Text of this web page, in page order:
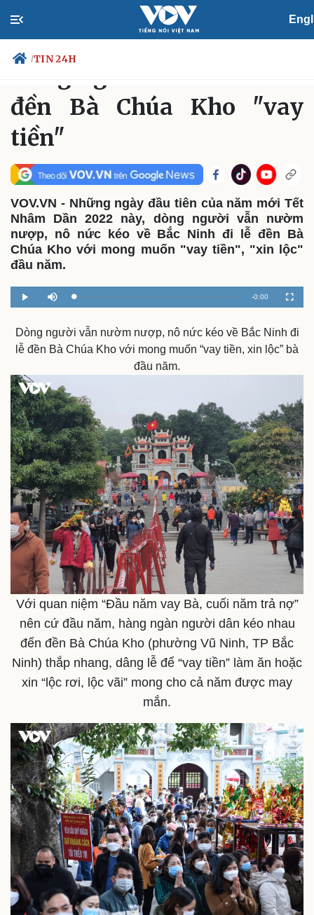
/TIN 24H
Chính trị
Tổ chức nhân sự
Quốc hội
Nhận diện sự thật
Dự báo thời tiết
Giáo dục
Dấu ấn VOV
Việc làm
Biển đảo
Cuộc sống đó đây
Hồ sơ
Ảnh
E-Magazine
Infographic
đền Bà Chúa Kho "vay
tiền"
VOV.VN - Những ngày đầu tiên của năm mới Tết
Nhâm Dần 2022 này, dòng người vẫn nườm
nượp, nô nức kéo về Bắc Ninh đi lễ đền Bà
Chúa Kho với mong muốn "vay tiền", "xin lộc"
đầu năm.
Play Mute Loaded
0%
Remaining
-0:00
Dòng người vẫn nườm nượp, nô nức kéo về Bắc Ninh đi
lễ đền Bà Chúa Kho với mong muốn “vay tiền, xin lộc” bà
đầu năm.
Với quan niệm “Đầu năm vay Bà, cuối năm trả nợ”
nên cứ đầu năm, hàng ngàn người dân kéo nhau
đến đền Bà Chúa Kho (phường Vũ Ninh, TP Bắc
Ninh) thắp nhang, dâng lễ để “vay tiền” làm ăn hoặc
xin “lộc rơi, lộc vãi” mong cho cả năm được may
mắn.